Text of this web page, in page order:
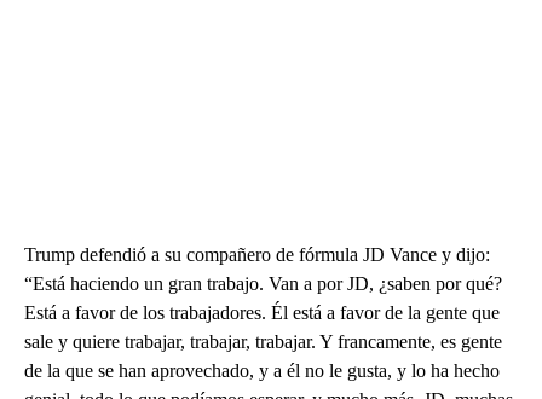
Trump defendió a su compañero de fórmula JD Vance y dijo:
“Está haciendo un gran trabajo. Van a por JD, ¿saben por qué?
Está a favor de los trabajadores. Él está a favor de la gente que
sale y quiere trabajar, trabajar, trabajar. Y francamente, es gente
de la que se han aprovechado, y a él no le gusta, y lo ha hecho